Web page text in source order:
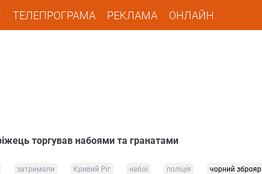
ТЕЛЕПРОГРАМА РЕКЛАМА ОНЛАЙН
торгував набоями та гранатами
затримали Кривий Ріг набої поліція чорний зброяр